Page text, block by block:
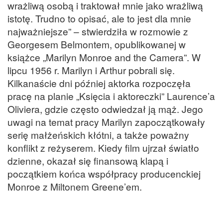
wrażliwą osobą i traktował mnie jako wrażliwą
istotę. Trudno to opisać, ale to jest dla mnie
najważniejsze” – stwierdziła w rozmowie z
Georgesem Belmontem, opublikowanej w
książce „Marilyn Monroe and the Camera”. W
lipcu 1956 r. Marilyn i Arthur pobrali się.
Kilkanaście dni później aktorka rozpoczęła
pracę na planie „Księcia i aktoreczki” Laurence’a
Oliviera, gdzie często odwiedzał ją mąż. Jego
uwagi na temat pracy Marilyn zapoczątkowały
serię małżeńskich kłótni, a także poważny
konflikt z reżyserem. Kiedy film ujrzał światło
dzienne, okazał się finansową klapą i
początkiem końca współpracy producenckiej
Monroe z Miltonem Greene’em.